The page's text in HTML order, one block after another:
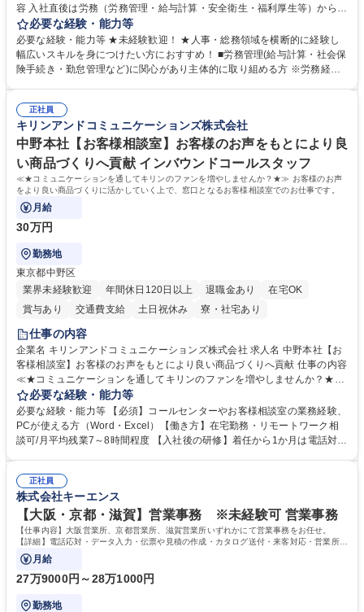
容 入社直後は労務（労務管理・給与計算・安全衛生・福利厚生等）からお
任せいたします。将来は総務・採用・教育業務へ守備範囲を広げ、組織運
営を支えるゼネラリストをめざせます。 ・初期業務：労働時間管理、給与
計算、社会保険対応、福利厚生管理、安全衛生、健康経営推進等をお任せ
します。ご経験に応じて、休職者管理など、幅広く経験を積んでいただき
幅広く経験を積みたい意欲がある方に最適な環境です。 募集職種 【総
務・人事】未経験歓迎/日立グループ/組織運営を支えるゼネラリストを目
指す
必要な経験・能力等
必要な経験・能力等 ★未経験歓迎！ ★人事・総務領域を横断的に経験し
幅広いスキルを身につけたい方におすすめ！ ■労務管理(給与計算・社会保
険手続き・勤怠管理など)に関心があり主体的に取り組める方 ※労務経験
のご経験 ■労務管理（給与計算・社会保険手続き・勤怠管理など）の経験
■衛生管理者の資格をお持ちの方 学歴・資格 学歴：大学院 大学 高専 短大
専修学校 高校 語学力： 資格：
正社員
キリンアンドコミュニケーションズ株式会社
中野本社【お客様相談室】お客様のお声をもとにより良
い商品づくりへ貢献 インバウンドコールスタッフ
≪★コミュニケーションを通してキリンのファンを増やしませんか？★≫ お客様のお声
をより良い商品づくりに活かしていく上で、窓口となるお客様相談室でのお仕事です。
月給
30万円
勤務地
東京都中野区
業界未経験歓迎
年間休日120日以上 退職金あり
在宅OK
賞与あり
交通費支給 土日祝休み 寮・社宅あり
仕事の内容
企業名 キリンアンドコミュニケーションズ株式会社 求人名 中野本社【お
客様相談室】お客様のお声をもとにより良い商品づくりへ貢献 仕事の内容
≪★コミュニケーションを通してキリンのファンを増やしませんか？★≫
お客様のお声をより良い商品づくりに活かしていく上で、窓口となるお客
様相談室でのお仕事です。 日々お客様からいただくキリングループへのご
意見を、企業活動に活かしています。お客様からの声に迅速かつ誠意をも
って対応、情報提供するとともにグループ内活動に反映しています。 【具
平均100件前後■メール・手紙：同上40件前後 募集職種 中野本社【お客様
相談室】お客様のお声をもとにより良い商品づくりへ貢献
必要な経験・能力等
必要な経験・能力等 【必須】コールセンターやお客様相談室の業務経験、
PCが使える方（Word・Excel）【働き方】在宅勤務・リモートワーク相
談可/月平均残業7～8時間程度 【入社後の研修】着任から1か月は電話対応
すのでご安心ください。 【当社について】キリングループの広報機能を担
う会社として、お客様との出会いを大切にし、磨き上げたホスピタリティ
を込めてコミュニケーションをとりながら広報関連業務を行っておりま
す。 学歴・資格 学歴：大学院 大学 高専 短大 専修学校 高校 語学力： 資
格：
正社員
株式会社キーエンス
【大阪・京都・滋賀】営業事務 ※未経験可 営業事務
【仕事内容】大阪営業所、京都営業所、滋賀営業所いずれかにて営業事務をお任せ。
【詳細】電話応対・データ入力・伝票や見積の作成・カタログ送付・来客対応・営業所内
で発生する事務業務や業務改善をお任せ。
月給
27万9000円～28万1000円
勤務地